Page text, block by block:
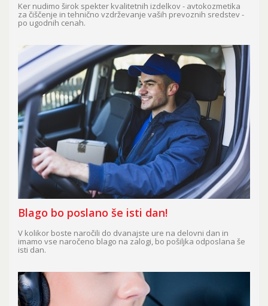
Ker nudimo širok spekter kvalitetnih izdelkov - avtokozmetika
za čiščenje in tehnično vzdrževanje vaših prevoznih sredstev -
po ugodnih cenah.
Blago bo poslano še isti dan!
V kolikor boste naročili do dvanajste ure na delovni dan in
imamo vse naročeno blago na zalogi, bo pošiljka odposlana še
isti dan.